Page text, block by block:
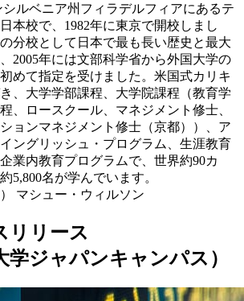
ルベニア州フィラデルフィアにあるテ
本校で、1982年に東京で開校しまし
分校として日本で最も長い歴史と最大
2005年には文部科学省から外国大学の
めて指定を受けました。米国式カリキ
、大学学部課程、大学院課程（教育学
、ロースクール、マネジメント修士、
ョンマネジメント修士（京都））、ア
ングリッシュ・プログラム、生涯教育
業内教育プログラムで、世界約90カ
5,800名が学んでいます。
マシュー・ウィルソン
リリース
学ジャパンキャンパス）